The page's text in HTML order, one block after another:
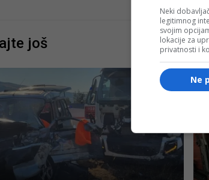
još
Neki
legitimnog
svojim
lokacije za
privatnosti i
Ne